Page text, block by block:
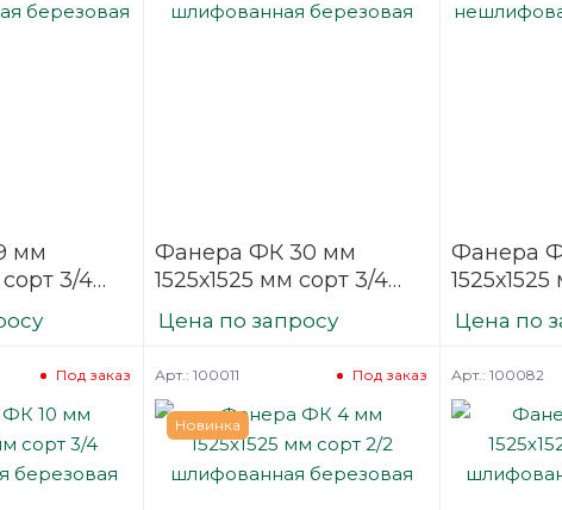
мм
сорт 3/4
Фанера ФК 30 мм
1525х1525 мм сорт 3/4
шлифованная
березовая
Цена по запросу
Фанера
Цена по
Под заказ
Новинка
Под заказ
Арт.: 100011 Арт.: 100082